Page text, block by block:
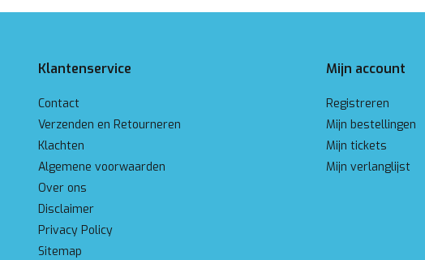
Klantenservice
Contact
Verzenden en Retourneren
Klachten
Algemene voorwaarden
Over ons
Disclaimer
Privacy Policy
Sitemap
Mijn account
Registreren
Mijn bestellingen
Mijn tickets
Mijn verlanglijst